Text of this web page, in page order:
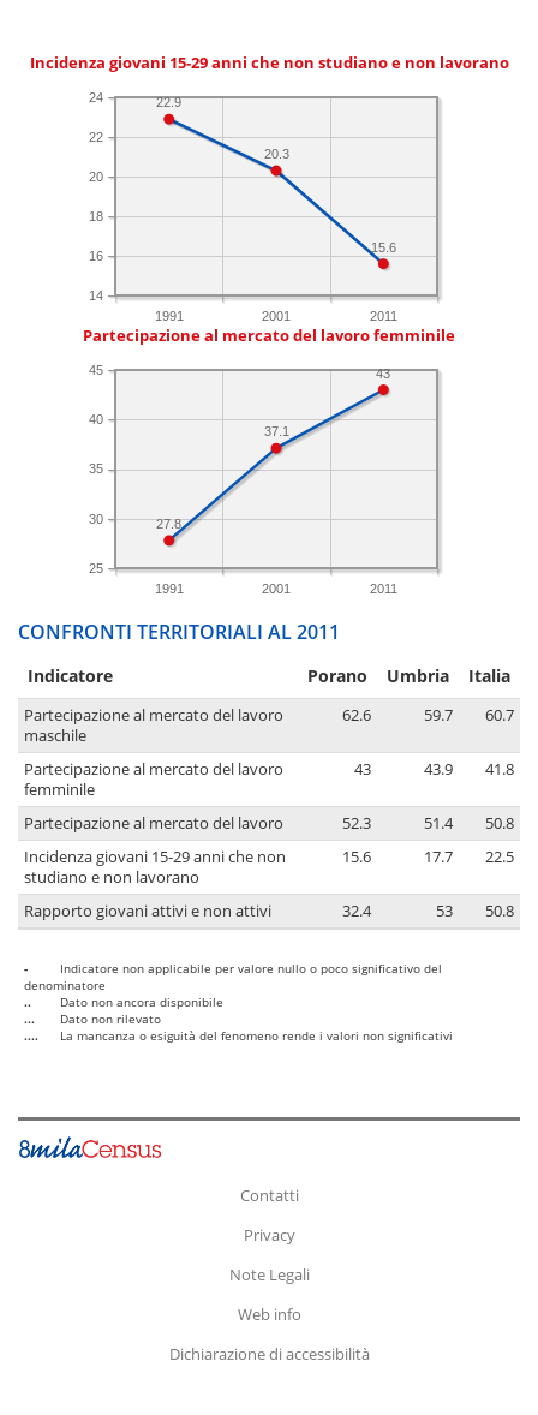
Incidenza giovani 15-29 anni che non studiano e non lavorano
1991 2001 2011
14
16
18
20
22
24
15.6
20.3
22.9
Partecipazione al mercato del lavoro femminile
1991 2001 2011
25
30
35
40
45 43
37.1
27.8
CONFRONTI TERRITORIALI AL 2011
Indicatore Porano Umbria Italia
Partecipazione al mercato del lavoro
maschile
62.6 59.7 60.7
Partecipazione al mercato del lavoro
femminile
43 43.9 41.8
Partecipazione al mercato del lavoro 52.3 51.4
50.8
Incidenza giovani 15-29 anni che non
studiano e non lavorano
15.6 17.7 22.5
Rapporto giovani attivi e non attivi 32.4 53 50.8
-
Indicatore non applicabile per valore nullo o poco significativo del
denominatore
..
Dato non ancora disponibile
...
Dato non rilevato
....
La mancanza o esiguità del fenomeno rende i valori non significativi
Contatti
Privacy
Note Legali
Web info
Dichiarazione di accessibilità